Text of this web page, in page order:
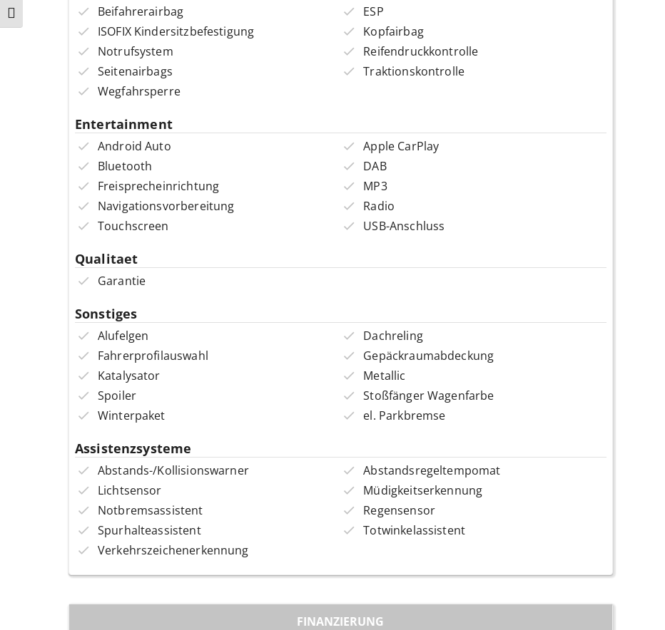
Schrift vergrößern Beifahrerairbag
ESP
ISOFIX Kindersitzbefestigung
Kopfairbag
Notrufsystem
Reifendruckkontrolle
Seitenairbags
Traktionskontrolle
Wegfahrsperre
Entertainment
Android Auto
Apple CarPlay
Bluetooth
DAB
Freisprecheinrichtung
MP3
Navigationsvorbereitung
Radio
Touchscreen
USB-Anschluss
Qualitaet
Garantie
Sonstiges
Alufelgen
Dachreling
Fahrerprofilauswahl
Gepäckraumabdeckung
Katalysator
Metallic
Spoiler
Stoßfänger Wagenfarbe
Winterpaket
el. Parkbremse
Assistenzsysteme
Abstands-/Kollisionswarner
Abstandsregeltempomat
Lichtsensor
Müdigkeitserkennung
Notbremsassistent
Regensensor
Spurhalteassistent
Totwinkelassistent
Verkehrszeichenerkennung
FINANZIERUNG